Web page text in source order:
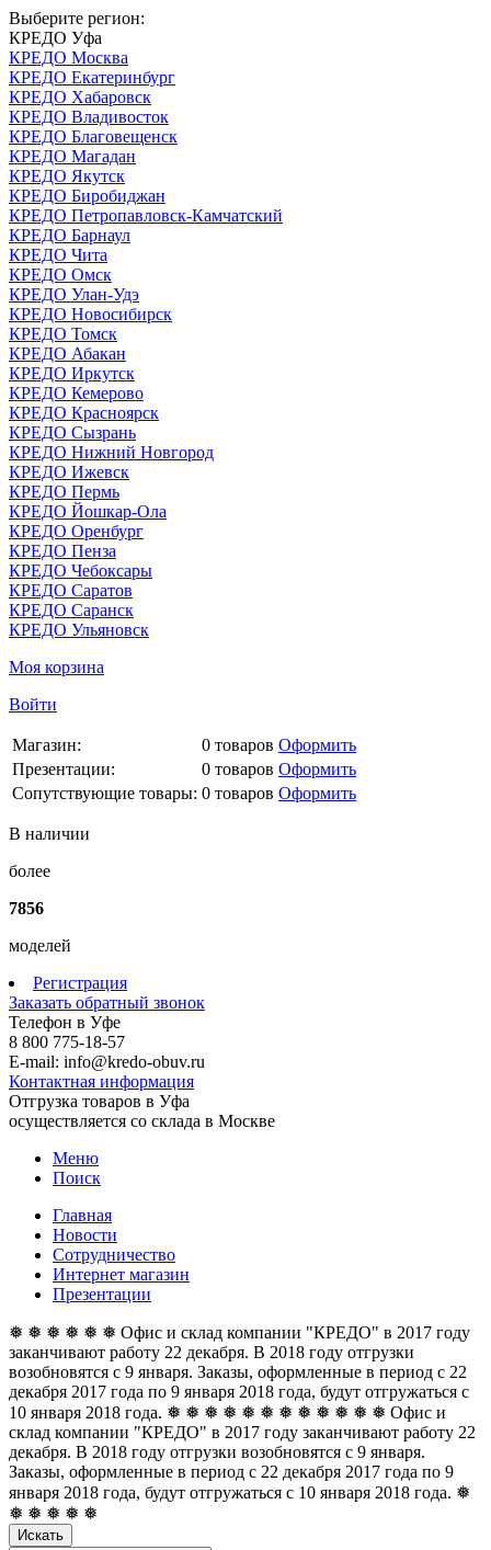
Выберите регион:
КРЕДО Уфа
КРЕДО Москва
КРЕДО Екатеринбург
КРЕДО Хабаровск
КРЕДО Владивосток
КРЕДО Благовещенск
КРЕДО Магадан
КРЕДО Якутск
КРЕДО Биробиджан
КРЕДО Петропавловск-Камчатский
КРЕДО Барнаул
КРЕДО Чита
КРЕДО Омск
КРЕДО Улан-Удэ
КРЕДО Новосибирск
КРЕДО Томск
КРЕДО Абакан
КРЕДО Иркутск
КРЕДО Кемерово
КРЕДО Красноярск
КРЕДО Сызрань
КРЕДО Нижний Новгород
КРЕДО Ижевск
КРЕДО Пермь
КРЕДО Йошкар-Ола
КРЕДО Оренбург
КРЕДО Пенза
КРЕДО Чебоксары
КРЕДО Саратов
КРЕДО Саранск
КРЕДО Ульяновск
Моя корзина
Войти
Магазин: 0 товаров Оформить
Презентации:
0 товаров Оформить
Сопутствующие товары: 0 товаров Оформить
В наличии
более
7856
моделей
Регистрация
Заказать обратный звонок
Телефон в Уфе
8 800 775-18-57
E-mail: info@kredo-obuv.ru
Контактная информация
Отгрузка товаров в Уфа
осуществляется со склада в Москве
Меню
Поиск
Главная
Новости
Сотрудничество
Интернет магазин
Презентации
❅ ❅ ❅ ❅ ❅ ❅ Офис и склад компании "КРЕДО" в 2017 году
заканчивают работу 22 декабря. В 2018 году отгрузки
возобновятся с 9 января. Заказы, оформленные в период с 22
декабря 2017 года по 9 января 2018 года, будут отгружаться с
10 января 2018 года. ❅ ❅ ❅ ❅ ❅ ❅ ❅ ❅ ❅ ❅ ❅ ❅ Офис и
склад компании "КРЕДО" в 2017 году заканчивают работу 22
декабря. В 2018 году отгрузки возобновятся с 9 января.
Заказы, оформленные в период с 22 декабря 2017 года по 9
января 2018 года, будут отгружаться с 10 января 2018 года. ❅
❅ ❅ ❅ ❅ ❅
Искать